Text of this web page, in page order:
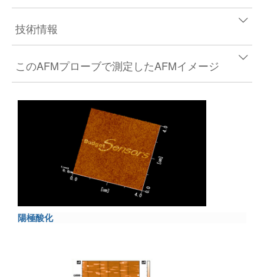
技術情報
このAFMプローブで測定したAFMイメージ
陽極酸化